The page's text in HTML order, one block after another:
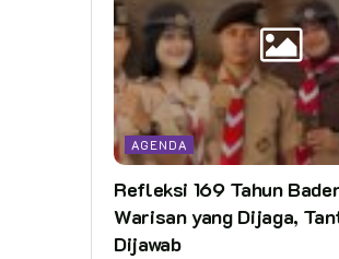
AGENDA
Refleksi 169 Tahun
Warisan yang Dijaga,
Dijawab